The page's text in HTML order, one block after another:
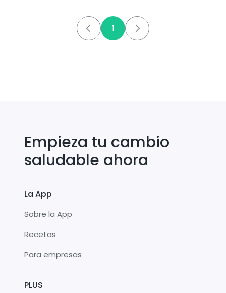
1
Empieza tu cambio
saludable ahora
La App
Sobre la App
Recetas
Para empresas
PLUS